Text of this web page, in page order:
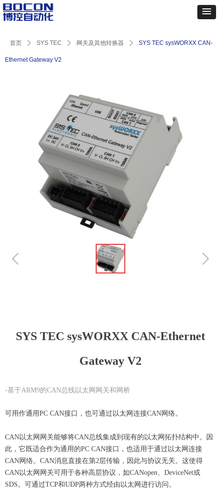
首页 ꄲ SYS TEC ꄲ 网关及其他转换器 ꄲ SYS TEC sysWORXX CAN-
Ethernet Gateway V2
SYS TEC sysWORXX CAN-Ethernet
Gateway V2
-基于ARM9的CAN总线以太网网关和网桥
可用作通用PC CAN接口，也可通过以太网连接CAN网络。
CAN以太网网关能够将CAN总线集成到现有的以太网拓扑结构中。因
此，它既适合作为通用的PC CAN接口，也适用于通过以太网连接
CAN网络。CAN消息直接在第2层传输，因此与协议无关。这使得
CAN以太网网关可用于各种高层协议，如CANopen、DeviceNet或
SDS。可通过TCP和UDP两种方式经由以太网进行访问。
ꁆ ꁇ